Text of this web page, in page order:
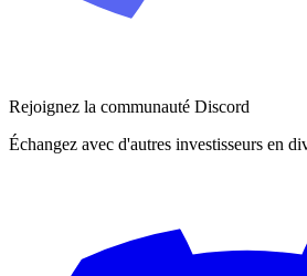
Rejoignez la communauté Discord
Échangez avec d'autres investisseurs en